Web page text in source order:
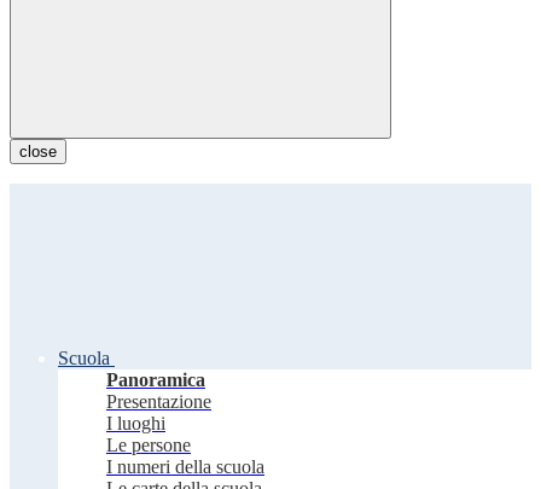
close
Scuola
Panoramica
Presentazione
I luoghi
Le persone
I numeri della scuola